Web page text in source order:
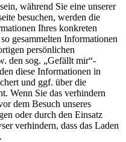
während Sie eine unserer
besuchen, werden die
Ihres konkreten
gesammelten Informationen
persönlichen
den sog. „Gefällt mir“-
diese Informationen in
und ggf. über die
Wenn Sie das verhindern
dem Besuch unseres
oder durch den Einsatz
verhindern, dass das Laden